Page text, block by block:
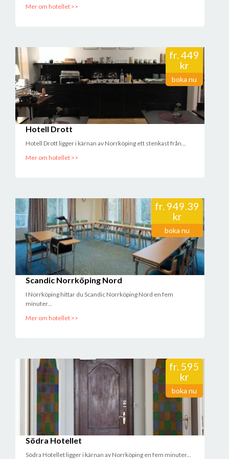
Mer om hotellet >>
fr.449
kr
boka nu
Hotell Drott
Hotell Drott ligger i kärnan av Norrköping ett stenkast från...
Mer om hotellet >>
fr. 949.39
kr
boka nu
Scandic Norrköping Nord
I Norrköping hittar du Scandic Norrköping Nord en fem
minuter...
Mer om hotellet >>
fr.595
kr
boka nu
Södra Hotellet
Södra Hotellet ligger i kärnan av Norrköping en fem minuter...